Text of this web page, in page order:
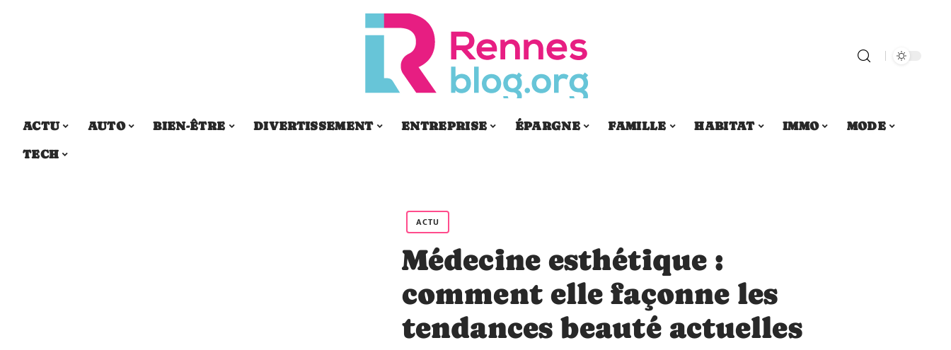
ACTU AUTO BIEN-ÊTRE DIVERTISSEMENT ENTREPRISE ÉPARGNE FAMILLE HABITAT IMMO
MODE
TECH
ACTU
Médecine esthétique :
comment elle façonne les
tendances beauté actuelles